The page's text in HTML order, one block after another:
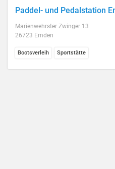
Paddel- und Pedalstation
Marienwehrster Zwinger 13
26723 Emden
Bootsverleih Sportstätte